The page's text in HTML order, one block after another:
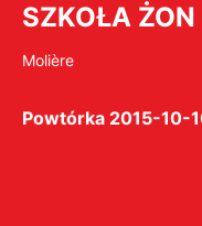
SZKOŁA ŻON
Molière
Powtórka 2015-10-